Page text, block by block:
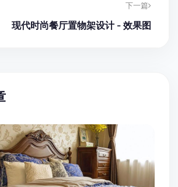
下一篇
现代时尚餐厅置物架设计 - 效果图